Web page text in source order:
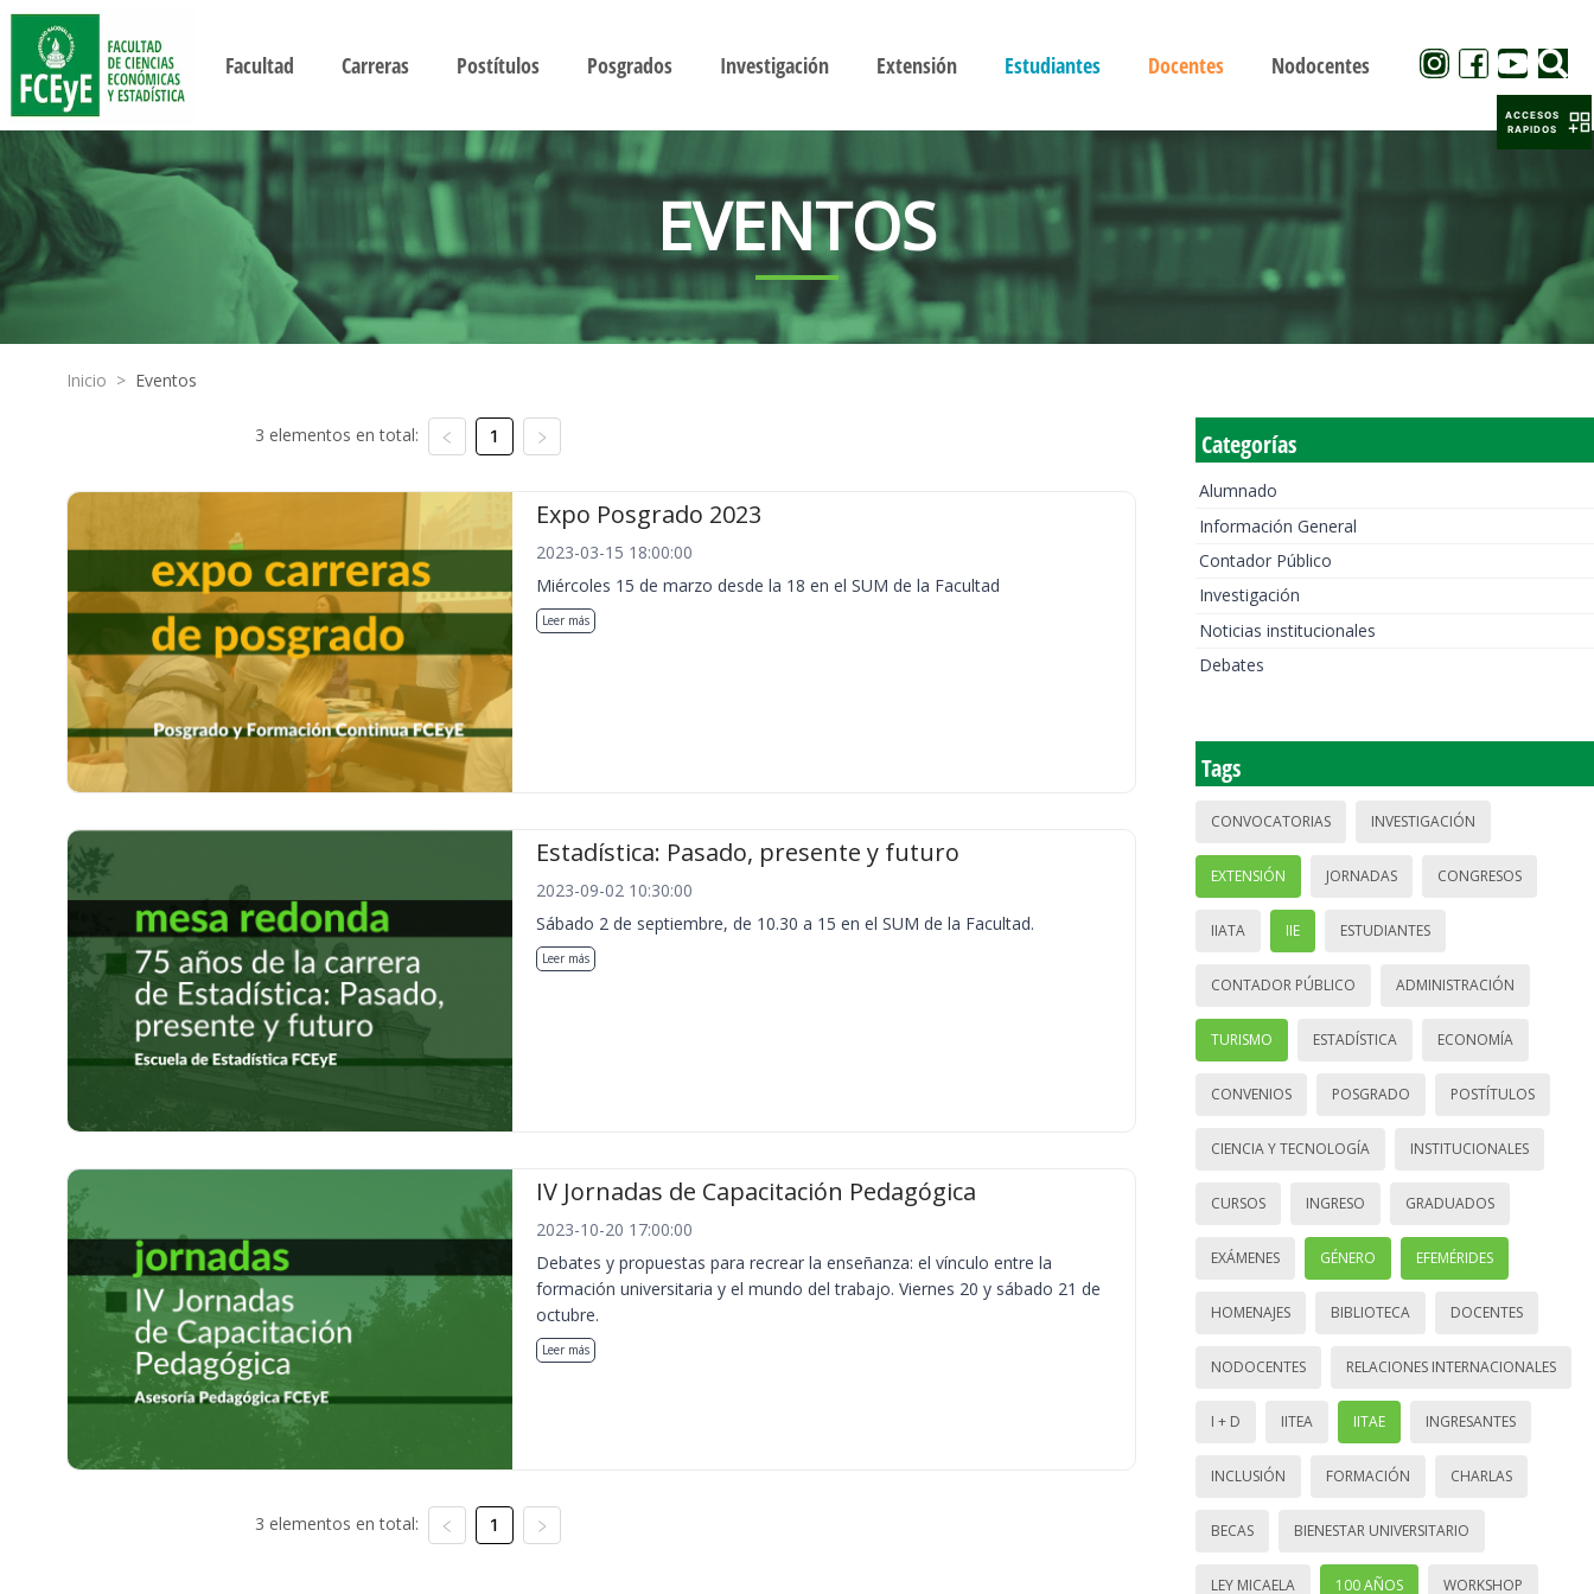
Facultad Carreras Postítulos Posgrados Investigación Extensión Estudiantes Docentes Nodocentes
EVENTOS
Inicio > Eventos
3 elementos en total: 1
Expo Posgrado 2023
2023-03-15 18:00:00
Miércoles 15 de marzo desde la 18 en el SUM de la Facultad
Leer más
Estadística: Pasado, presente y futuro
2023-09-02 10:30:00
Sábado 2 de septiembre, de 10.30 a 15 en el SUM de la Facultad.
Leer más
IV Jornadas de Capacitación Pedagógica
2023-10-20 17:00:00
Debates y propuestas para recrear la enseñanza: el vínculo entre la
formación universitaria y el mundo del trabajo. Viernes 20 y sábado 21 de
octubre.
Leer más
3 elementos en total: 1
Categorías
Alumnado
Información General
Contador Público
Investigación
Noticias institucionales
Debates
Tags
CONVOCATORIAS INVESTIGACIÓN
EXTENSIÓN JORNADAS CONGRESOS
IIATA IIE ESTUDIANTES
CONTADOR PÚBLICO ADMINISTRACIÓN
TURISMO ESTADÍSTICA ECONOMÍA
CONVENIOS POSGRADO POSTÍTULOS
CIENCIA Y TECNOLOGÍA INSTITUCIONALES
CURSOS INGRESO GRADUADOS
EXÁMENES GÉNERO EFEMÉRIDES
HOMENAJES BIBLIOTECA DOCENTES
NODOCENTES RELACIONES INTERNACIONALES
I + D IITEA IITAE INGRESANTES
INCLUSIÓN FORMACIÓN CHARLAS
BECAS BIENESTAR UNIVERSITARIO
LEY MICAELA 100 AÑOS WORKSHOP
ACCESOS
RAPIDOS